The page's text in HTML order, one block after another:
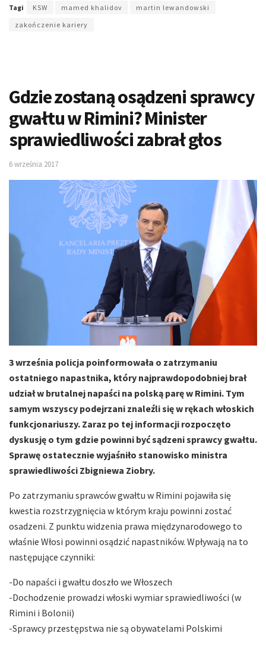
Tagi KSW mamed khalidov
martin lewandowski
zakończenie kariery
Gdzie zostaną osądzeni sprawcy
gwałtu w Rimini? Minister
sprawiedliwości zabrał głos
6 września 2017
3 września policja poinformowała o zatrzymaniu
ostatniego napastnika, który najprawdopodobniej brał
udział w brutalnej napaści na polską parę w Rimini. Tym
samym wszyscy podejrzani znaleźli się w rękach włoskich
funkcjonariuszy. Zaraz po tej informacji rozpoczęto
dyskusję o tym gdzie powinni być sądzeni sprawcy gwałtu.
Sprawę ostatecznie wyjaśniło stanowisko ministra
sprawiedliwości Zbigniewa Ziobry.
Po zatrzymaniu sprawców gwałtu w Rimini pojawiła się
kwestia rozstrzygnięcia w którym kraju powinni zostać
osadzeni. Z punktu widzenia prawa międzynarodowego to
właśnie Włosi powinni osądzić napastników. Wpływają na to
następujące czynniki:
-Do napaści i gwałtu doszło we Włoszech
-Dochodzenie prowadzi włoski wymiar sprawiedliwości (w
Rimini i Bolonii)
-Sprawcy przestępstwa nie są obywatelami Polskimi